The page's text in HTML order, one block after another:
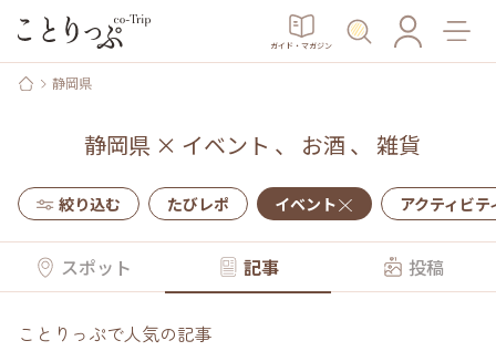
ガイド・マガジン
静岡県
静岡県 × イベント 、 お酒 、 雑貨
絞り込む たびレポ イベント アクティビテ
スポット 記事 投稿
ことりっぷで人気の記事